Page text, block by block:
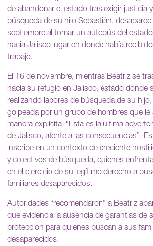
de abandonar el estado tras exigir justicia
búsqueda de su hijo Sebastián,
septiembre al tomar un autobús del
hacia Jalisco lugar en donde había
trabajo.
El 16 de noviembre, mientras Beatriz se
hacia su refugio en Jalisco, estado donde
realizando labores de búsqueda de su
golpeada por un grupo de hombres que le
manera explícita: “Esta es la última
de Jalisco, atente a las consecuencias”.
inscribe en un contexto de creciente
y colectivos de búsqueda, quienes
en el ejercicio de su legítimo derecho a
familiares desaparecidos.
Autoridades “recomendaron” a Beatriz
que evidencia la ausencia de garantías de
protección para quienes buscan a sus
desaparecidos.